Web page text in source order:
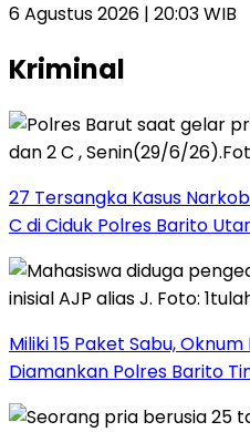
6 Agustus 2026 | 20:03 WIB
Kriminal
27 Tersangka Kasus
C di Ciduk Polres Barito
Miliki 15 Paket Sabu,
Diamankan Polres Barito